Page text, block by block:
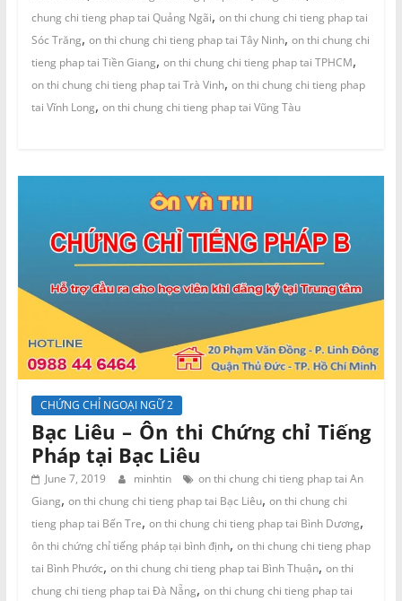
chung chi tieng phap tai Quảng Ngãi, on thi chung chi tieng phap tai
Sóc Trăng, on thi chung chi tieng phap tai Tây Ninh, on thi chung chi
tieng phap tai Tiền Giang, on thi chung chi tieng phap tai TPHCM,
on thi chung chi tieng phap tai Trà Vinh, on thi chung chi tieng phap
tai Vĩnh Long, on thi chung chi tieng phap tai Vũng Tàu
CHỨNG CHỈ NGOẠI NGỮ 2
Bạc Liêu – Ôn thi Chứng chỉ Tiếng
Pháp tại Bạc Liêu
June 7, 2019 minhtin
on thi chung chi tieng phap tai An
Giang, on thi chung chi tieng phap tai Bạc Liêu, on thi chung chi
tieng phap tai Bến Tre, on thi chung chi tieng phap tai Bình Dương,
ôn thi chứng chỉ tiếng pháp tại bình định, on thi chung chi tieng phap
tai Bình Phước, on thi chung chi tieng phap tai Bình Thuận, on thi
chung chi tieng phap tai Đà Nẵng, on thi chung chi tieng phap tai